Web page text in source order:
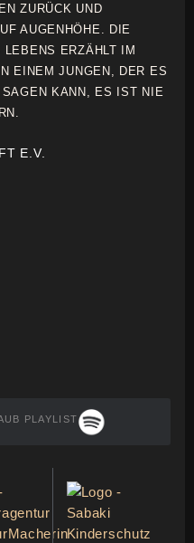
ZURÜCK UND
AUGENHÖHE. DIE
ERZÄHLT IM
EINEM JUNGEN, DER ES
KANN, ES IST NIE
E.V.
PLAYLIST